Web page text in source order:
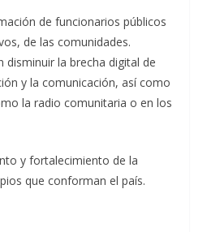
de funcionarios públicos
de las comunidades.
la brecha digital de
y la comunicación, así como
la radio comunitaria o en los
y fortalecimiento de la
que conforman el país.